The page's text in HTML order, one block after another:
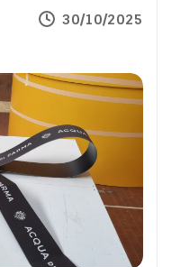
30/10/2025